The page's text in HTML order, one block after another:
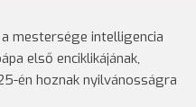
mestersége intelligencia
első enciklikájának,
én hoznak nyilvánosságra